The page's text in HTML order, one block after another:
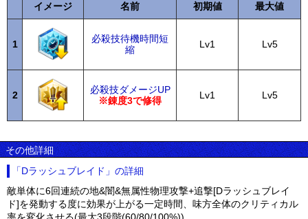
イメージ 名前 初期値 最大値
1
必殺技待機時間短
縮
Lv1 Lv5
2
必殺技ダメージUP
※錬度3で修得
Lv1 Lv5
その他詳細
「Dラッシュブレイド」の詳細
敵単体に6回連続の地&闇&無属性物理攻撃+追撃[Dラッシュブレイ
ド]を発動する度に効果が上がる一定時間、味方全体のクリティカル